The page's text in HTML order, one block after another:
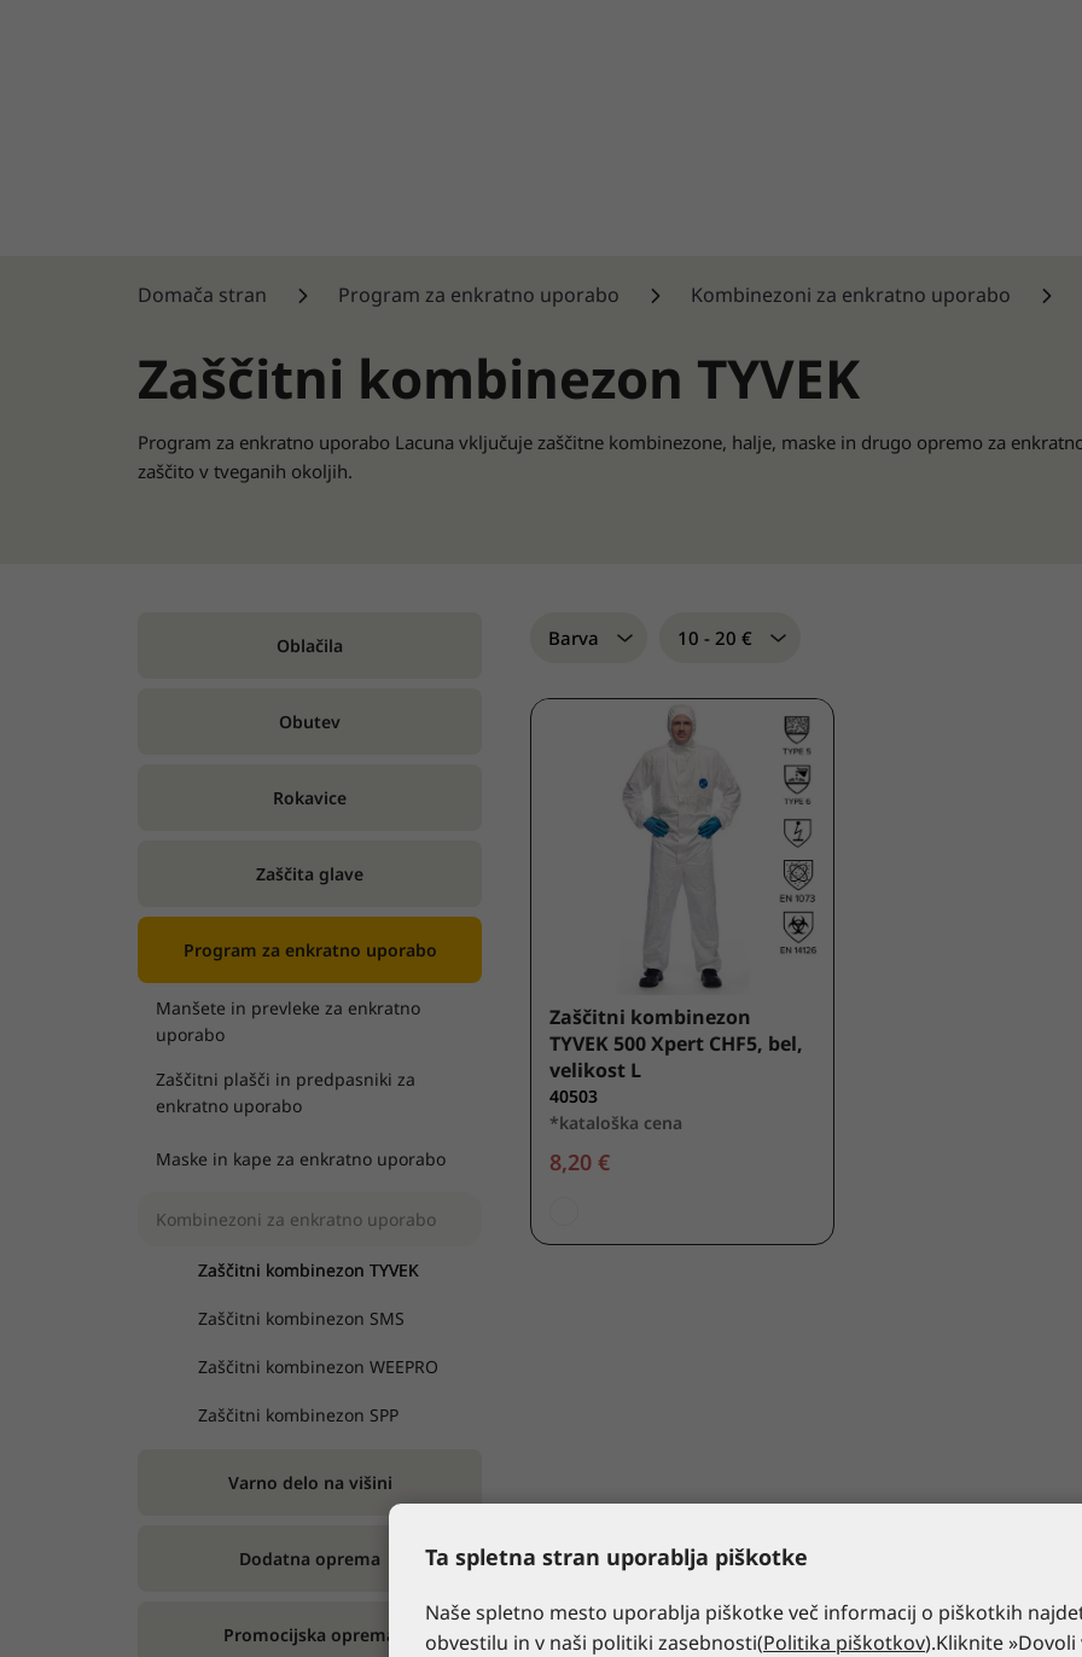
Domača stran Program za enkratno uporabo Kombinezoni za enkratno uporabo
Zaščitni kombinezon TYVEK
Program za enkratno uporabo Lacuna vključuje zaščitne kombinezone, halje, maske in drugo opremo za
zaščito v tveganih okoljih.
Oblačila
Obutev
Rokavice
Zaščita glave
Program za enkratno uporabo
Manšete in prevleke za enkratno
uporabo
Zaščitni plašči in predpasniki za
enkratno uporabo
Maske in kape za enkratno uporabo
Kombinezoni za enkratno uporabo
Zaščitni kombinezon TYVEK
Zaščitni kombinezon SMS
Zaščitni kombinezon WEEPRO
Zaščitni kombinezon SPP
Varno delo na višini
Dodatna oprema
Promocijska oprema
Barva 10 - 20 €
Zaščitni kombinezon
TYVEK 500 Xpert CHF5, bel,
velikost L
40503
*kataloška cena
8,20 €
Ta spletna stran uporablja piškotke
Naše spletno mesto uporablja piškotke več informacij o piškotkih
obvestilu in v naši politiki zasebnosti(Politika piškotkov).Kliknite »Dovoli